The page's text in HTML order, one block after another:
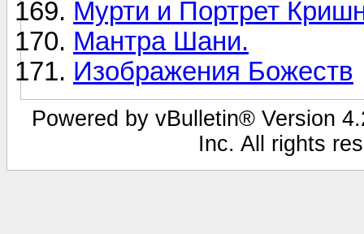
Мурти и Портрет
Мантра Шани.
Изображения Божеств
Powered by vBulletin® Version
Inc. All rights